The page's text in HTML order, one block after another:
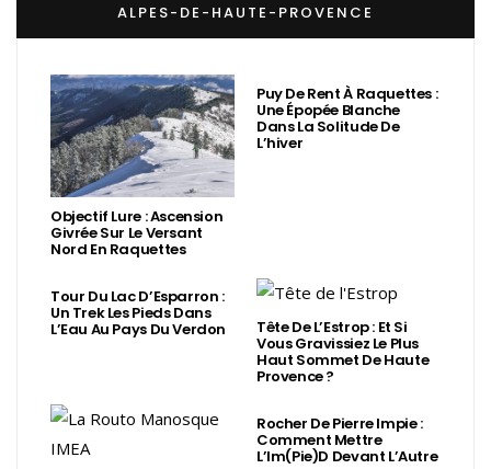
ALPES-DE-HAUTE-PROVENCE
Objectif Lure : Ascension
Givrée Sur Le Versant
Nord En Raquettes
Puy De Rent À Raquettes :
Une Épopée Blanche
Dans La Solitude De
L’hiver
Tour Du Lac D’Esparron :
Un Trek Les Pieds Dans
L’Eau Au Pays Du Verdon Tête De L’Estrop : Et Si
Vous Gravissiez Le Plus
Haut Sommet De Haute
Provence ?
Rocher De Pierre Impie :
Comment Mettre
L’Im(Pie)d Devant L’Autre